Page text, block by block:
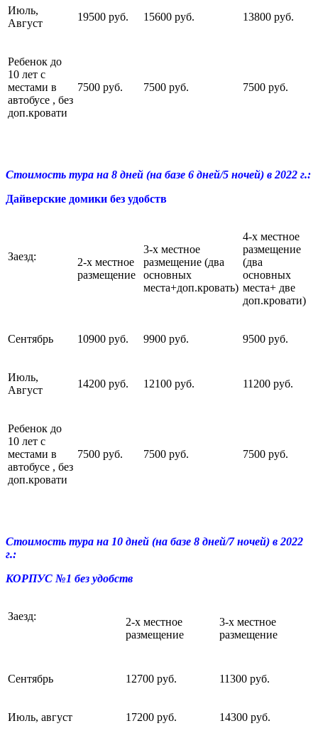
Июль,
Август
19500 руб. 15600 руб. 13800 руб.
Ребенок до
10 лет с
местами в
автобусе , без
доп.кровати
7500 руб. 7500 руб. 7500 руб.
Стоимость тура на 8 дней (на базе 6 дней/5 ночей) в 2022 г.:
Дайверские домики без удобств
Заезд:
2-х местное
размещение
3-х местное
размещение (два
основных
места+доп.кровать)
4-х местное
размещение
(два
основных
места+ две
доп.кровати)
Сентябрь 10900 руб. 9900 руб. 9500 руб.
Июль,
Август
14200 руб. 12100 руб. 11200 руб.
Ребенок до
10 лет с
местами в
автобусе , без
доп.кровати
7500 руб. 7500 руб. 7500 руб.
Стоимость тура на 10 дней (на базе 8 дней/7 ночей) в 2022
г.:
КОРПУС №1 без удобств
Заезд:
2-х местное
размещение
3-х местное
размещение
Сентябрь 12700 руб. 11300 руб.
Июль, август 17200 руб. 14300 руб.